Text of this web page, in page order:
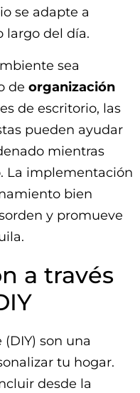
se adapte a
largo del día.
sea
de organización
de escritorio, las
pueden ayudar
mientras
La implementación
bien
y promueve
a través
son una
tu hogar.
desde la